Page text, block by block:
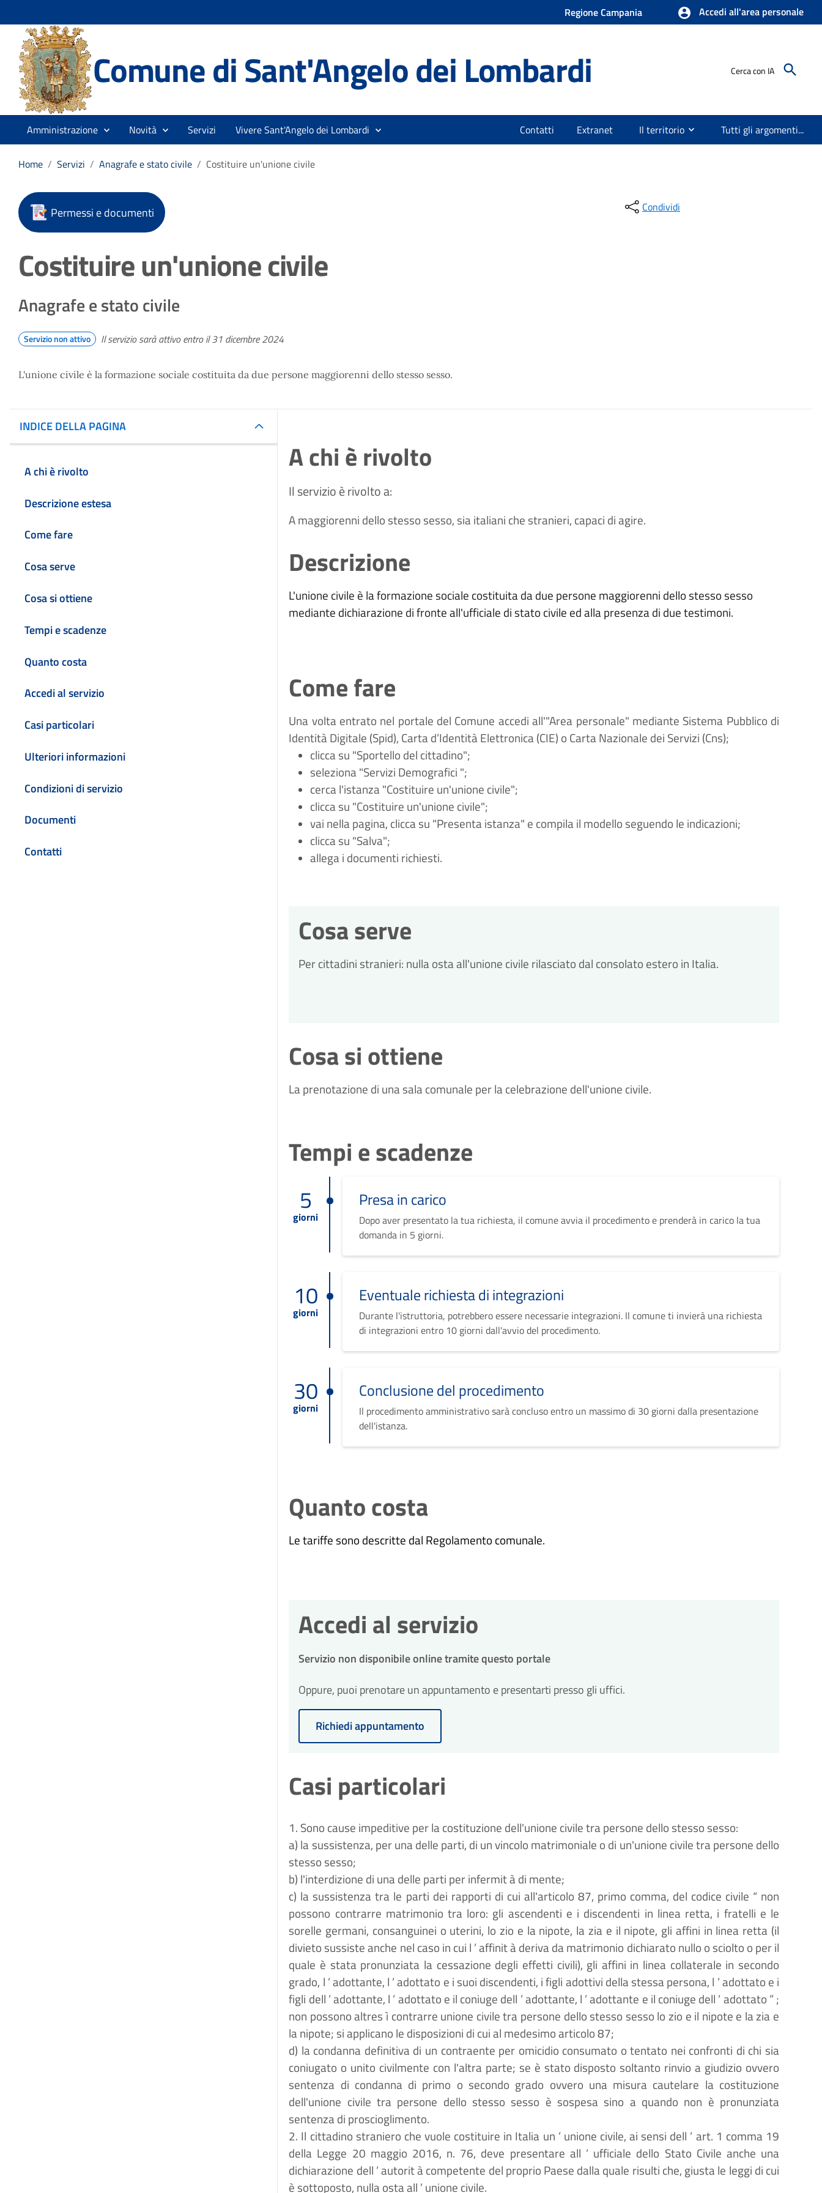
Regione Campania Accedi all'area personale
Comune di Sant'Angelo dei Lombardi Cerca con IA
Amministrazione Novità Servizi Vivere Sant'Angelo dei Lombardi Contatti Extranet Il territorio Tutti gli argomenti...
Home / Servizi / Anagrafe e stato civile / Costituire un'unione civile
Permessi e documenti Condividi
Costituire un'unione civile
Anagrafe e stato civile
Servizio non attivo Il servizio sarà attivo entro il 31 dicembre 2024
L'unione civile è la formazione sociale costituita da due persone maggiorenni dello stesso sesso.
INDICE DELLA PAGINA
A chi è rivolto
Descrizione estesa
Come fare
Cosa serve
Cosa si ottiene
Tempi e scadenze
Quanto costa
Accedi al servizio
Casi particolari
Ulteriori informazioni
Condizioni di servizio
Documenti
Contatti
A chi è rivolto
Il servizio è rivolto a:
A maggiorenni dello stesso sesso, sia italiani che stranieri, capaci di agire.
Descrizione
L'unione civile è la formazione sociale costituita da due persone maggiorenni dello stesso sesso
mediante dichiarazione di fronte all'ufficiale di stato civile ed alla presenza di due testimoni.
Come fare
Una volta entrato nel portale del Comune accedi all'"Area personale" mediante Sistema Pubblico di
Identità Digitale (Spid), Carta d’IdentitàElettronica (CIE) o Carta Nazionale dei Servizi (Cns);
clicca su "Sportello del cittadino";
seleziona "Servizi Demografici ";
cerca l'istanza "Costituire un'unione civile";
clicca su "Costituire un'unione civile";
vai nella pagina, clicca su "Presenta istanza" e compila il modello seguendo le indicazioni;
clicca su "Salva";
allega i documenti richiesti.
Cosa serve
Per cittadini stranieri: nulla osta all'unione civile rilasciato dal consolato estero in Italia.
Cosa si ottiene
La prenotazione di una sala comunale per la celebrazione dell'unione civile.
Tempi e scadenze
5
giorni
Presa in carico
Dopo aver presentato la tua richiesta, il comune avvia il procedimento e prenderà in carico la tua
domanda in 5 giorni.
10
giorni
Eventuale richiesta di integrazioni
Durante l'istruttoria, potrebbero essere necessarie integrazioni. Il comune ti invierà una richiesta
di integrazioni entro 10 giorni dall'avvio del procedimento.
30
giorni
Conclusione del procedimento
Il procedimento amministrativo sarà concluso entro un massimo di 30 giorni dalla presentazione
dell'istanza.
Quanto costa
Letariffe sono descritte dal Regolamento comunale.
Accedi al servizio
Servizio non disponibile online tramite questo portale
Oppure, puoi prenotare un appuntamento e presentarti presso gli uffici.
Richiedi appuntamento
Casi particolari
1. Sono cause impeditive per la costituzione dell'unione civile tra persone dello stesso sesso:
a) la sussistenza, per una delle parti, di un vincolo matrimoniale o di un'unione civile tra persone dello
stesso sesso;
b) l'interdizione di una delle parti per infermitàdi mente;
c) la sussistenza tra le parti dei rapporti di cui all'articolo 87, primo comma, del codice civile “ non
possono contrarre matrimonio tra loro: gli ascendenti e i discendenti in linea retta, i fratelli e le
sorelle germani, consanguinei o uterini, lo zio e la nipote, la zia e il nipote, gli affini in linea retta (il
divieto sussiste anche nel caso in cui l ’affinitàderiva da matrimonio dichiarato nullo o sciolto o per il
quale è stata pronunziata la cessazione degli effetti civili), gli affini in linea collaterale in secondo
grado, l ’adottante, l ’adottato e i suoi discendenti, i figli adottivi della stessa persona, l ’adottato e i
figli dell ’adottante, l ’ adottato e il coniuge dell ’adottante, l ’adottante e il coniuge dell ’ adottato ”;
non possono altres ì contrarre unione civile tra persone dello stesso sesso lo zio e il nipote e la zia e
la nipote; si applicano le disposizioni di cui al medesimo articolo 87;
d) la condanna definitiva di un contraente per omicidio consumato o tentato nei confronti di chi sia
coniugato o unito civilmente con l'altra parte; se è stato disposto soltanto rinvio a giudizio ovvero
sentenza di condanna di primo o secondo grado ovvero una misura cautelare la costituzione
dell'unione civile tra persone dello stesso sesso è sospesa sino a quando non è pronunziata
sentenza di proscioglimento.
2. Il cittadino straniero che vuole costituire in Italia un ’ unione civile, ai sensi dell ’ art. 1 comma 19
della Legge 20 maggio 2016, n. 76, deve presentare all ’ ufficiale dello Stato Civile anche una
dichiarazione dell ’autoritàcompetente del proprio Paese dalla quale risulti che, giusta le leggi di cui
è sottoposto, nulla osta all ’ unione civile.